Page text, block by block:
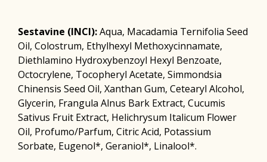
Sestavine (INCI):Aqua, Macadamia Ternifolia Seed
Oil, Colostrum, Ethylhexyl Methoxycinnamate,
Diethlamino Hydroxybenzoyl Hexyl Benzoate,
Octocrylene, Tocopheryl Acetate, Simmondsia
Chinensis Seed Oil, Xanthan Gum, Cetearyl Alcohol,
Glycerin, Frangula Alnus Bark Extract, Cucumis
Sativus Fruit Extract, Helichrysum Italicum Flower
Oil, Profumo/Parfum, Citric Acid, Potassium
Sorbate, Eugenol*, Geraniol*, Linalool*.